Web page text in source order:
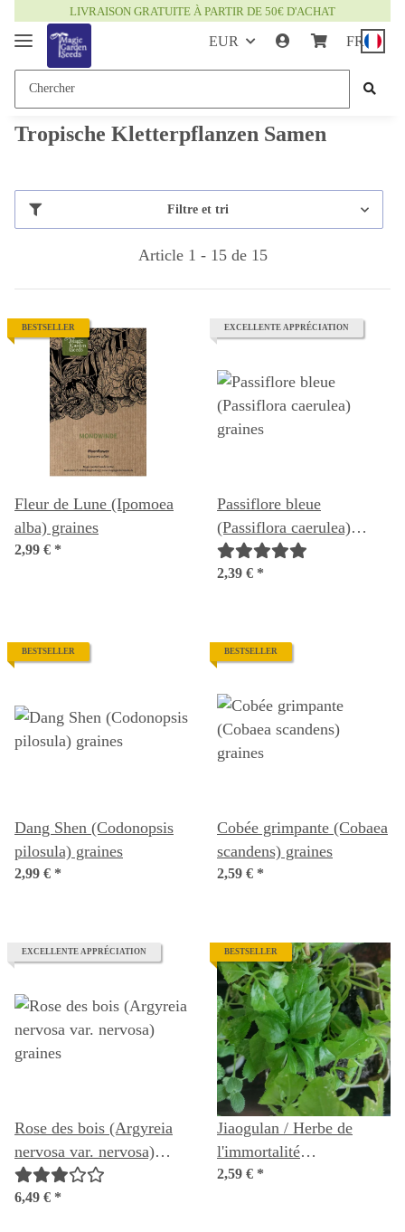
LIVRAISON GRATUITE À PARTIR DE 50€ D'ACHAT
EUR FR
Tropische Kletterpflanzen Samen
Filtre et tri
Article 1 - 15 de 15
BESTSELLER
Fleur de Lune (Ipomoea
alba) graines
2,99 € *
EXCELLENTE APPRÉCIATION
Passiflore bleue
(Passiflora caerulea)
graines
2,39 € *
BESTSELLER
Dang Shen (Codonopsis
pilosula) graines
2,99 € *
BESTSELLER
Cobée grimpante (Cobaea
scandens) graines
2,59 € *
EXCELLENTE APPRÉCIATION
Rose des bois (Argyreia
nervosa var. nervosa)
graines
6,49 € *
BESTSELLER
Jiaogulan / Herbe de
l'immortalité
(Gynostemma
2,59 € *